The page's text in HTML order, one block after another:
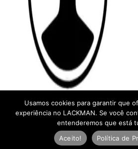
Usamos cookies para garantir que
experiência no LACKMAN. Se você
entenderemos que está
Aceito!
Política de